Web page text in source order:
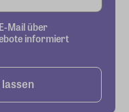
Mail über
informiert